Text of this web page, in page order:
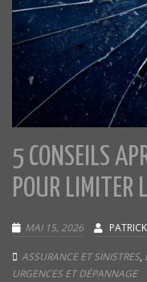
5 CONSEILS
POUR LIMITER
MAI 15, 2026 PATRICK
ASSURANCE ET SINISTRES,
URGENCES ET DÉPANNAGE